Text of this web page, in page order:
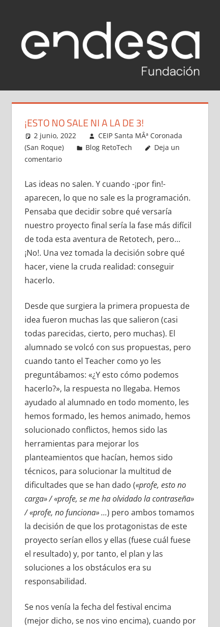
contenido
RETOTECH
2020-
2021
Reto
Tech
Endesa
2020-
2021
¡ESTO NO SALE NI A LA DE 3!
2 junio, 2022
CEIP Santa MÂª Coronada
(San Roque)
Blog RetoTech
Deja un
comentario
Las ideas no salen. Y cuando -¡por fin!-
aparecen, lo que no sale es la programación.
Pensaba que decidir sobre qué versaría
nuestro proyecto final sería la fase más difícil
de toda esta aventura de Retotech, pero…
¡No!. Una vez tomada la decisión sobre qué
hacer, viene la cruda realidad: conseguir
hacerlo.
Desde que surgiera la primera propuesta de
idea fueron muchas las que salieron (casi
todas parecidas, cierto, pero muchas). El
alumnado se volcó con sus propuestas, pero
cuando tanto el Teacher como yo les
preguntábamos: «¿Y esto cómo podemos
hacerlo?», la respuesta no llegaba. Hemos
ayudado al alumnado en todo momento, les
hemos formado, les hemos animado, hemos
solucionado conflictos, hemos sido las
herramientas para mejorar los
planteamientos que hacían, hemos sido
técnicos, para solucionar la multitud de
dificultades que se han dado («profe, esto no
carga» / «profe, se me ha olvidado la contraseña»
/ «profe, no funciona» …) pero ambos tomamos
la decisión de que los protagonistas de este
proyecto serían ellos y ellas (fuese cuál fuese
el resultado) y, por tanto, el plan y las
soluciones a los obstáculos era su
responsabilidad.
Se nos venía la fecha del festival encima
(mejor dicho, se nos vino encima), cuando por